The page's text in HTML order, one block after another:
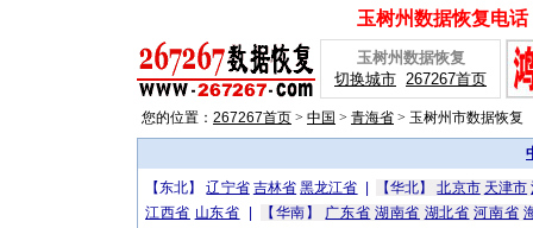
玉树州数据恢复电
玉树州数据恢复
切换城市 267267首页
您的位置： 267267首页 > 中国 > 青海省 > 玉树州市数据恢复
【东北】辽宁省 吉林省 黑龙江省 【华北】北京市 天津市
江西省 山东省 【华南】 广东省 湖南省 湖北省 河南省